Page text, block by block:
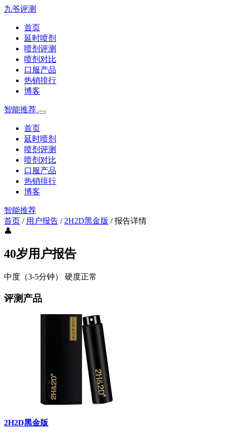
九爷评测
首页
延时喷剂
喷剂评测
喷剂对比
口服产品
热销排行
博客
智能推荐
首页
延时喷剂
喷剂评测
喷剂对比
口服产品
热销排行
博客
智能推荐
首页 / 用户报告 / 2H2D黑金版 /报告详情
👤
40岁用户报告
中度（3-5分钟） 硬度正常
评测产品
2H2D黑金版